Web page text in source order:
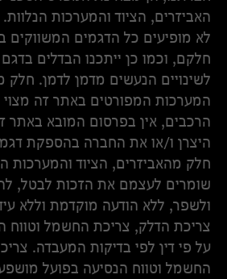
האביזרים, הציוד והמערכות
לא מופיעים כל הדגמים המשווקים
חלקם, וכמו כן ייתכנו הבדלים
לשינויים הנעשים מדמן לדמן. חלק
המערכות המפורטים באתר זה
הרכבים, אין בפרסום המובא באתר
היצרן ו/או את החברה בהספקת
חלק מהאביזרים, הציוד והמערכות
שומרים לעצמם את הזכות לבטל,
ולשפר, ללא הודעה מוקדמת וללא
צריכת הדלק, צריכת החשמל
על פי דין לפי בדיקות המעבדה.
החשמל וטווח הנסיעה בפועל